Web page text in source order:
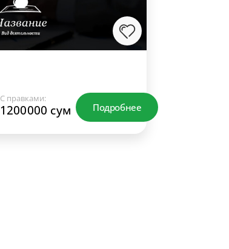
С правками:
1200000 сум Подробнее